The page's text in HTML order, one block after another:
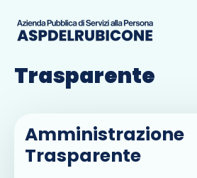
Amministrazione
Trasparente
Amministrazione
Trasparente